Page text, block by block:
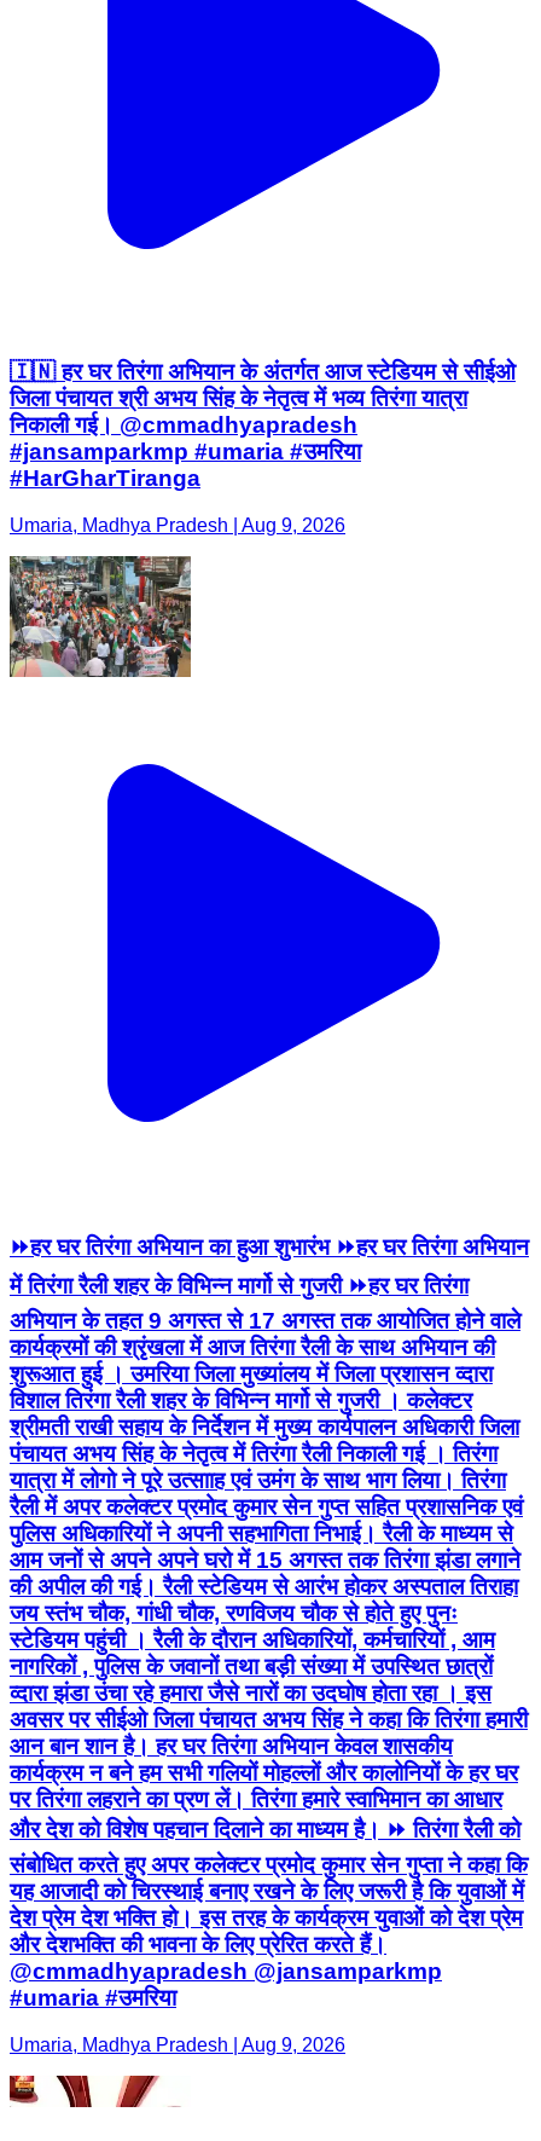
🇮🇳 हर घर तिरंगा अभियान के अंतर्गत आज स्टेडियम से सीईओ
जिला पंचायत श्री अभय सिंह के नेतृत्व में भव्य तिरंगा यात्रा
निकाली गई। @cmmadhyapradesh
#jansamparkmp #umaria #उमरिया
#HarGharTiranga
Umaria, Madhya Pradesh | Aug 9, 2026
⏩हर घर तिरंगा अभियान का हुआ शुभारंभ ⏩हर घर तिरंगा अभियान
में तिरंगा रैली शहर के विभिन्न मार्गो से गुजरी ⏩हर घर तिरंगा
अभियान के तहत 9 अगस्त से 17 अगस्त तक आयोजित होने वाले
कार्यक्रमों की श्रृंखला में आज तिरंगा रैली के साथ अभियान की
शुरूआत हुई । उमरिया जिला मुख्यांलय में जिला प्रशासन व्दारा
विशाल तिरंगा रैली शहर के विभिन्न मार्गो से गुजरी । कलेक्टर
श्रीमती राखी सहाय के निर्देशन में मुख्य कार्यपालन अधिकारी जिला
पंचायत अभय सिंह के नेतृत्व में तिरंगा रैली निकाली गई । तिरंगा
यात्रा में लोगो ने पूरे उत्सााह एवं उमंग के साथ भाग लिया। तिरंगा
रैली में अपर कलेक्टर प्रमोद कुमार सेन गुप्त सहित प्रशासनिक एवं
पुलिस अधिकारियों ने अपनी सहभागिता निभाई। रैली के माध्यम से
आम जनों से अपने अपने घरो में 15 अगस्त तक तिरंगा झंडा लगाने
की अपील की गई। रैली स्टेडियम से आरंभ होकर अस्पताल तिराहा
जय स्तंभ चौक, गांधी चौक, रणविजय चौक से होते हुए पुनः
स्टेडियम पहुंची । रैली के दौरान अधिकारियों, कर्मचारियों , आम
नागरिकों , पुलिस के जवानों तथा बड़ी संख्या में उपस्थित छात्रों
व्दारा झंडा उंचा रहे हमारा जैसे नारों का उदघोष होता रहा । इस
अवसर पर सीईओ जिला पंचायत अभय सिंह ने कहा कि तिरंगा हमारी
आन बान शान है। हर घर तिरंगा अभियान केवल शासकीय
कार्यक्रम न बने हम सभी गलियों मोहल्लों और कालोनियों के हर घर
पर तिरंगा लहराने का प्रण लें। तिरंगा हमारे स्वाभिमान का आधार
और देश को विशेष पहचान दिलाने का माध्यम है। ⏩ तिरंगा रैली को
संबोधित करते हुए अपर कलेक्टर प्रमोद कुमार सेन गुप्ता ने कहा कि
यह आजादी को चिरस्थाई बनाए रखने के लिए जरूरी है कि युवाओं में
देश प्रेम देश भक्ति हो। इस तरह के कार्यक्रम युवाओं को देश प्रेम
और देशभक्ति की भावना के लिए प्रेरित करते हैं।
@cmmadhyapradesh @jansamparkmp
#umaria #उमरिया
Umaria, Madhya Pradesh | Aug 9, 2026